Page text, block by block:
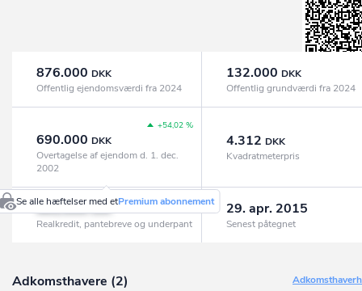
876.000 DKK
Offentlig ejendomsværdi fra 2024
132.000 DKK
Offentlig grundværdi fra 2024
+54,02 %
690.000 DKK
Overtagelse af ejendom d. 1. dec.
2002
4.312 DKK
Kvadratmeterpris
981.000
Se alle hæftelser med etPremium abonnement
Realkredit, pantebreve og underpant
29. apr. 2015
Senest påtegnet
Adkomsthavere (2)